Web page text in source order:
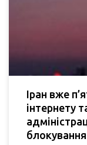
Іран вже
інтернету